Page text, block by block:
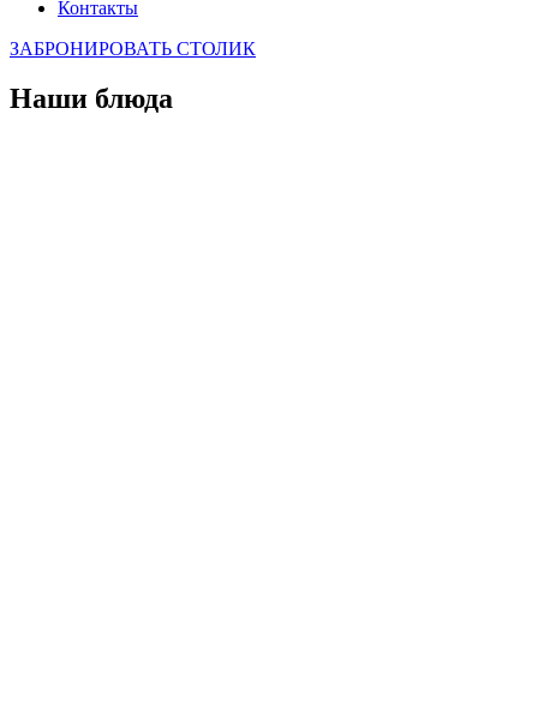
Контакты
ЗАБРОНИРОВАТЬ СТОЛИК
Наши блюда